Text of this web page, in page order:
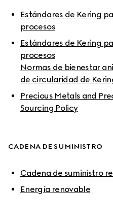
Estándares de Kering
procesos
Estándares de Kering
procesos
Normas de bienestar
de circularidad de
Precious Metals and
Sourcing Policy
CADENA DE SUMINISTRO
Cadena de suministro
Energía renovable